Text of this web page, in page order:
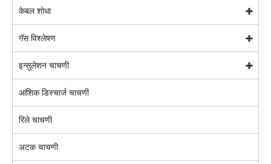
केबल शोधा
गॅस विश्लेषण
इन्सुलेशन चाचणी
आंशिक डिस्चार्ज चाचणी
रिले चाचणी
अटक चाचणी